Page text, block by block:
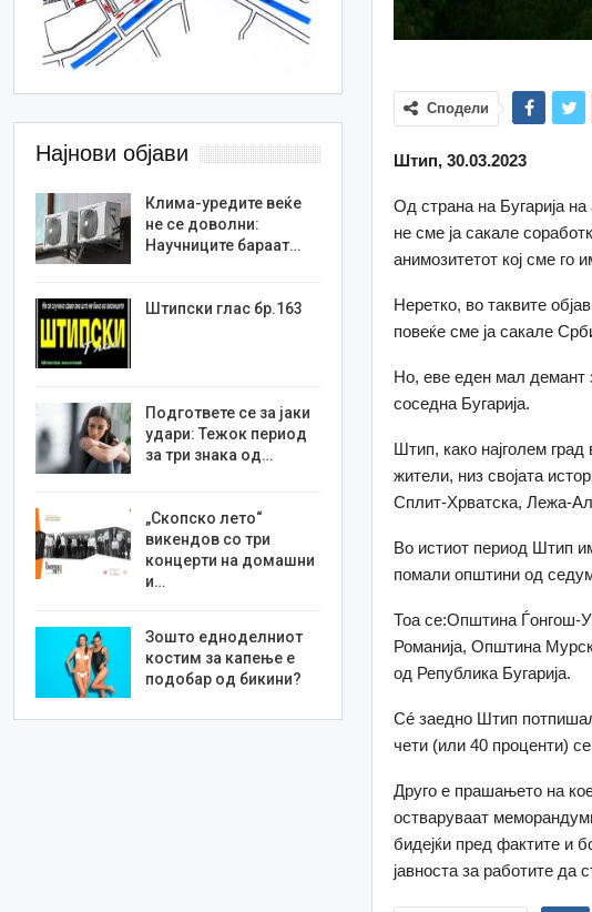
Сподели
Штип, 30.03.2023
Од страна на Бугарија
не сме ја сакале
анимозитетот кој сме го
Неретко, во таквите
повеќе сме ја сакале
Но, еве еден мал демант
соседна Бугарија.
Штип, како најголем
жители, низ својата
Сплит-Хрватска, Лежа-
Во истиот период Штип
помали општини од
Тоа се:Општина Ѓонгош-
Романија, Општина
од Република Бугарија.
Сé заедно Штип
чети (или 40 проценти)
Друго е прашањето на
остваруваат
бидејќи пред фактите и
јавноста за работите да
Најнови објави
Клима-уредите веќе
не се доволни:
Научниците бараат…
Штипски глас бр.163
Подгответе се за јаки
удари: Тежок период
за три знака од…
„Скопско лето“
викендов со три
концерти на домашни
и…
Зошто едноделниот
костим за капење е
подобар од бикини?